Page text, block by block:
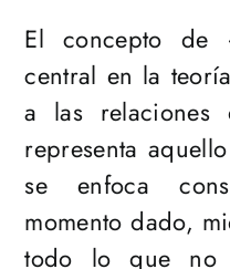
El concepto de
central en la
a las
representa
se enfoca
momento dado,
todo lo que no